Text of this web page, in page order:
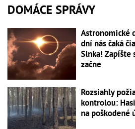
DOMÁCE SPRÁVY
Astronomické
dní nás čaká
Slnka! Zapíšte
začne
Rozsiahly
kontrolou:
na poškodené